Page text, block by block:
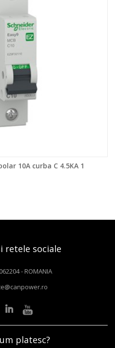
10A curba C 4.5KA 1
retele sociale
- ROMANIA
platesc?